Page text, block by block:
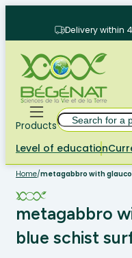
content
Delivery within
Products
Search
Level of education
Home/metagabbro with
metagabbro
blue schist